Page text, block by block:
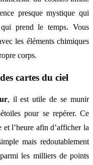
presque mystique qui
prend le temps. Vous
les éléments chimiques
corps.
cartes du ciel
, il est utile de se munir
pour se repérer. Ce
et l’heure afin d’afficher la
mais redoutablement
les milliers de points